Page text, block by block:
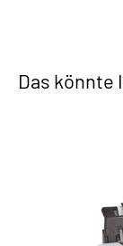
Das könnte